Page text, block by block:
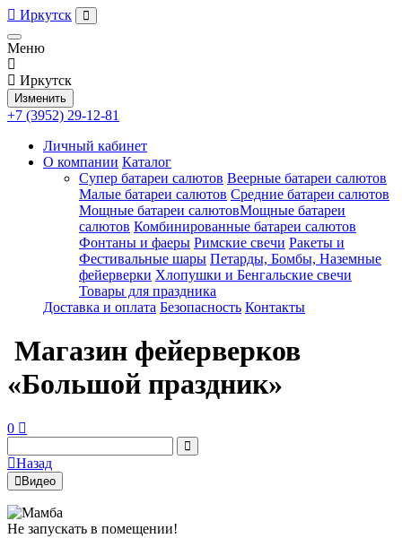
Иркутск
Меню
Иркутск
Изменить
+7 (3952) 29-12-81
Личный кабинет
О компании Каталог
Супер батареи салютов Веерные батареи салютов
Малые батареи салютов Средние батареи салютов
Мощные батареи салютовМощные батареи
салютов Комбинированные батареи салютов
Фонтаны и фаеры Римские свечи Ракеты и
Фестивальные шары Петарды, Бомбы, Наземные
фейерверки Хлопушки и Бенгальские свечи
Товары для праздника
Доставка и оплата Безопасность Контакты
Магазин фейерверков
«Большой праздник»
0
Назад
Видео
Не запускать в помещении!